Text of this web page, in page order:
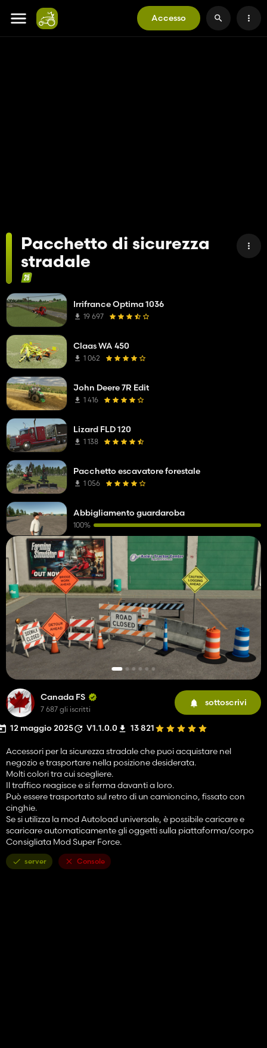
Accesso
Pacchetto di sicurezza
stradale
Canada FS
7 687 gli iscritti
sottoscrivi
12 maggio 2025 V1.1.0.0 13 821
Accessori per la sicurezza stradale che puoi acquistare nel
negozio e trasportare nella posizione desiderata.
Molti colori tra cui scegliere.
Il traffico reagisce e si ferma davanti a loro.
Può essere trasportato sul retro di un camioncino, fissato con
cinghie.
Se si utilizza la mod Autoload universale, è possibile caricare e
scaricare automaticamente gli oggetti sulla piattaforma/corpo
Consigliata Mod Super Force.
server Console
Irrifrance Optima 1036
19 697
Claas WA 450
1 062
John Deere 7R Edit
1 416
Lizard FLD 120
1 138
Pacchetto escavatore forestale
1 056
Abbigliamento guardaroba
100%